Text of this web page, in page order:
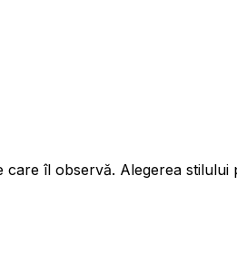
îl observă. Alegerea stilului